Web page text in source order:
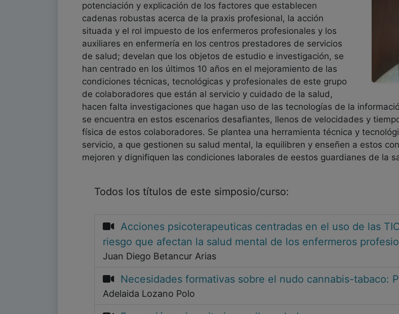
potenciación y explicación de los factores que establecen
cadenas robustas acerca de la praxis profesional, la acción
situada y el rol impuesto de los enfermeros profesionales y los
auxiliares en enfermería en los centros prestadores de servicios
de salud; develan que los objetos de estudio e investigación, se
han centrado en los últimos 10 años en el mejoramiento de las
condiciones técnicas, tecnológicas y profesionales de este grupo
de colaboradores que están al servicio y cuidado de la salud,
hacen falta investigaciones que hagan uso de las tecnologías de la
se encuentra en estos escenarios desafiantes, llenos de velocidades y
física de estos colaboradores. Se plantea una herramienta técnica y
servicio, a que gestionen su salud mental, la equilibren y enseñen a estos
mejoren y dignifiquen las condiciones laborales de eestos guardianes de la
Todos los títulos de este simposio/curso:
Acciones psicoterapeuticas centradas en el uso de las
riesgo que afectan la salud mental de los enfermeros
Juan Diego Betancur Arias
Necesidades formativas sobre el nudo cannabis-tabaco:
Adelaida Lozano Polo